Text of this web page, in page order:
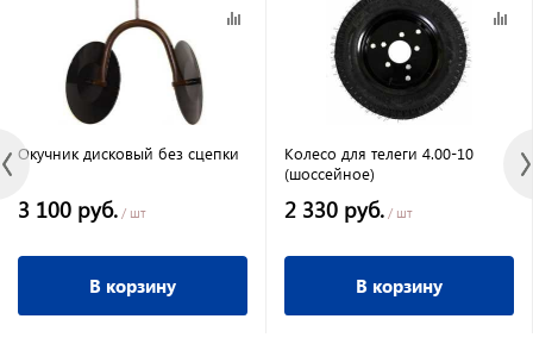
Окучник дисковый без сцепки
3 100 руб. / шт
В корзину
Колесо для телеги 4.00-10
(шоссейное)
2 330 руб. / шт
В корзину